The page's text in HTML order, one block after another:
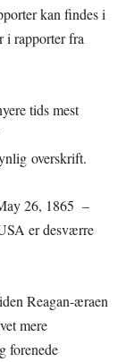
kan findes i
i rapporter fra
tids mest
overskrift.
26, 1865 –
er desværre
Reagan-æraen
mere
forenede